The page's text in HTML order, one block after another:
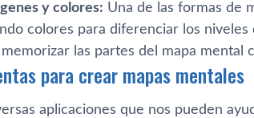
y colores: Una de las formas de
colores para diferenciar los
las partes del mapa mental
para crear mapas mentales
aplicaciones que nos pueden